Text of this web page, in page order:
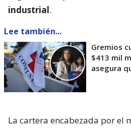
industrial.
Lee también...
Gremios
$413 mil
asegura
La cartera encabezada por el